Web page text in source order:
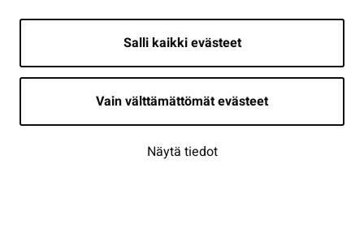
Salli kaikki evästeet
Vain välttämättömät evästeet
Näytä tiedot
Saavutettavuusseloste | © Seinäjoki 2026